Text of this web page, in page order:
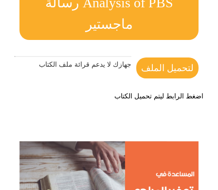
ماجستير
لتحميل الملف جهازك لا يدعم قرائة ملف الكتاب
اضغط الرابط ليتم تحميل الكتاب